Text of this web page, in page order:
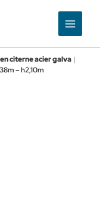
citerne acier galva |
– h2,10m